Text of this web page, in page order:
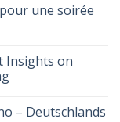
une soirée
Insights on
– Deutschlands